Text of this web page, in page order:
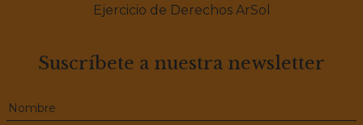
Ejercicio de Derechos ArSol
Suscríbete a nuestra newsletter